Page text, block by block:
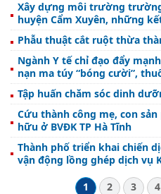
Xây dựng môi trường
huyện Cẩm Xuyên, những
Phẫu thuật cắt ruột thừa
Ngành Y tế chỉ đạo đẩy
nạn ma túy “bóng cười”,
Hà Tĩnh
Tập huấn chăm sóc dinh
Cứu thành công mẹ, con
hữu ở BVĐK TP Hà Tĩnh
Thành phố triển khai chiến
vận động lồng ghép dịch vụ
1
2 3 4